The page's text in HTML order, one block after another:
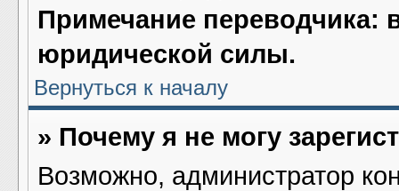
Примечание переводчика:
юридической силы.
Вернуться к началу
» Почему я не могу
Возможно, администратор